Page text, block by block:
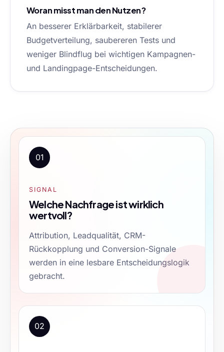
Woran misst man den Nutzen?
An besserer Erklärbarkeit, stabilerer
Budgetverteilung, saubereren Tests und
weniger Blindflug bei wichtigen Kampagnen-
und Landingpage-Entscheidungen.
01
SIGNAL
Welche Nachfrage ist wirklich
wertvoll?
Attribution, Leadqualität, CRM-
Rückkopplung und Conversion-Signale
werden in eine lesbare Entscheidungslogik
gebracht.
02